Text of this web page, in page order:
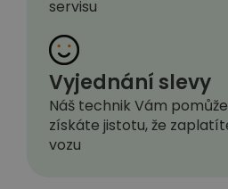
servisu
Vyjednání slevy
Náš technik Vám
získáte jistotu, že
vozu